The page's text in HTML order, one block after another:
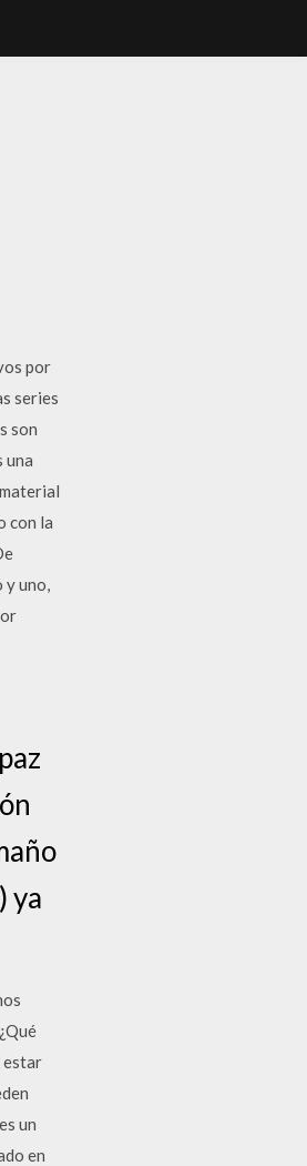
por
series
son
una
con la
y uno,
ya
estar
un
en